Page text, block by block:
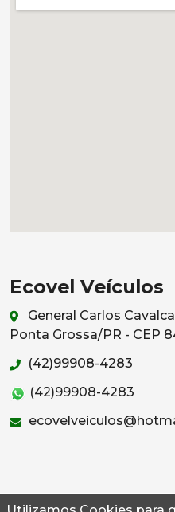
Ecovel Veículos
General Carlos
Ponta Grossa/PR - CEP
(42)99908-4283
(42)99908-4283